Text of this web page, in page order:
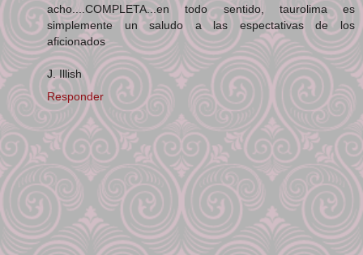
acho....COMPLETA...en todo sentido, taurolima es
simplemente un saludo a las espectativas de los
aficionados
J. Illish
Responder